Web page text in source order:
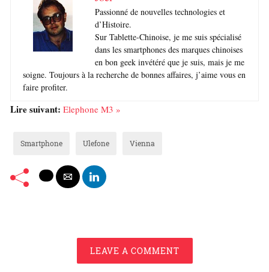
Passionné de nouvelles technologies et
d’Histoire.
Sur Tablette-Chinoise, je me suis spécialisé
dans les smartphones des marques chinoises
en bon geek invétéré que je suis, mais je me
soigne. Toujours à la recherche de bonnes affaires, j’aime vous en
faire profiter.
Lire suivant: Elephone M3 »
Smartphone Ulefone Vienna
LEAVE A COMMENT